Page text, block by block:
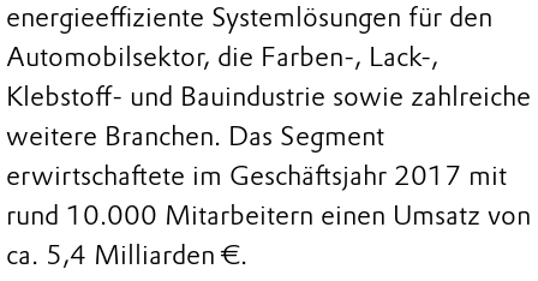
energieeffiziente Systemlösungen für den
Automobilsektor, die Farben-, Lack-,
Klebstoff- und Bauindustrie sowie zahlreiche
weitere Branchen. Das Segment
erwirtschaftete im Geschäftsjahr 2017 mit
rund 10.000 Mitarbeitern einen Umsatz von
ca. 5,4 Milliarden €.